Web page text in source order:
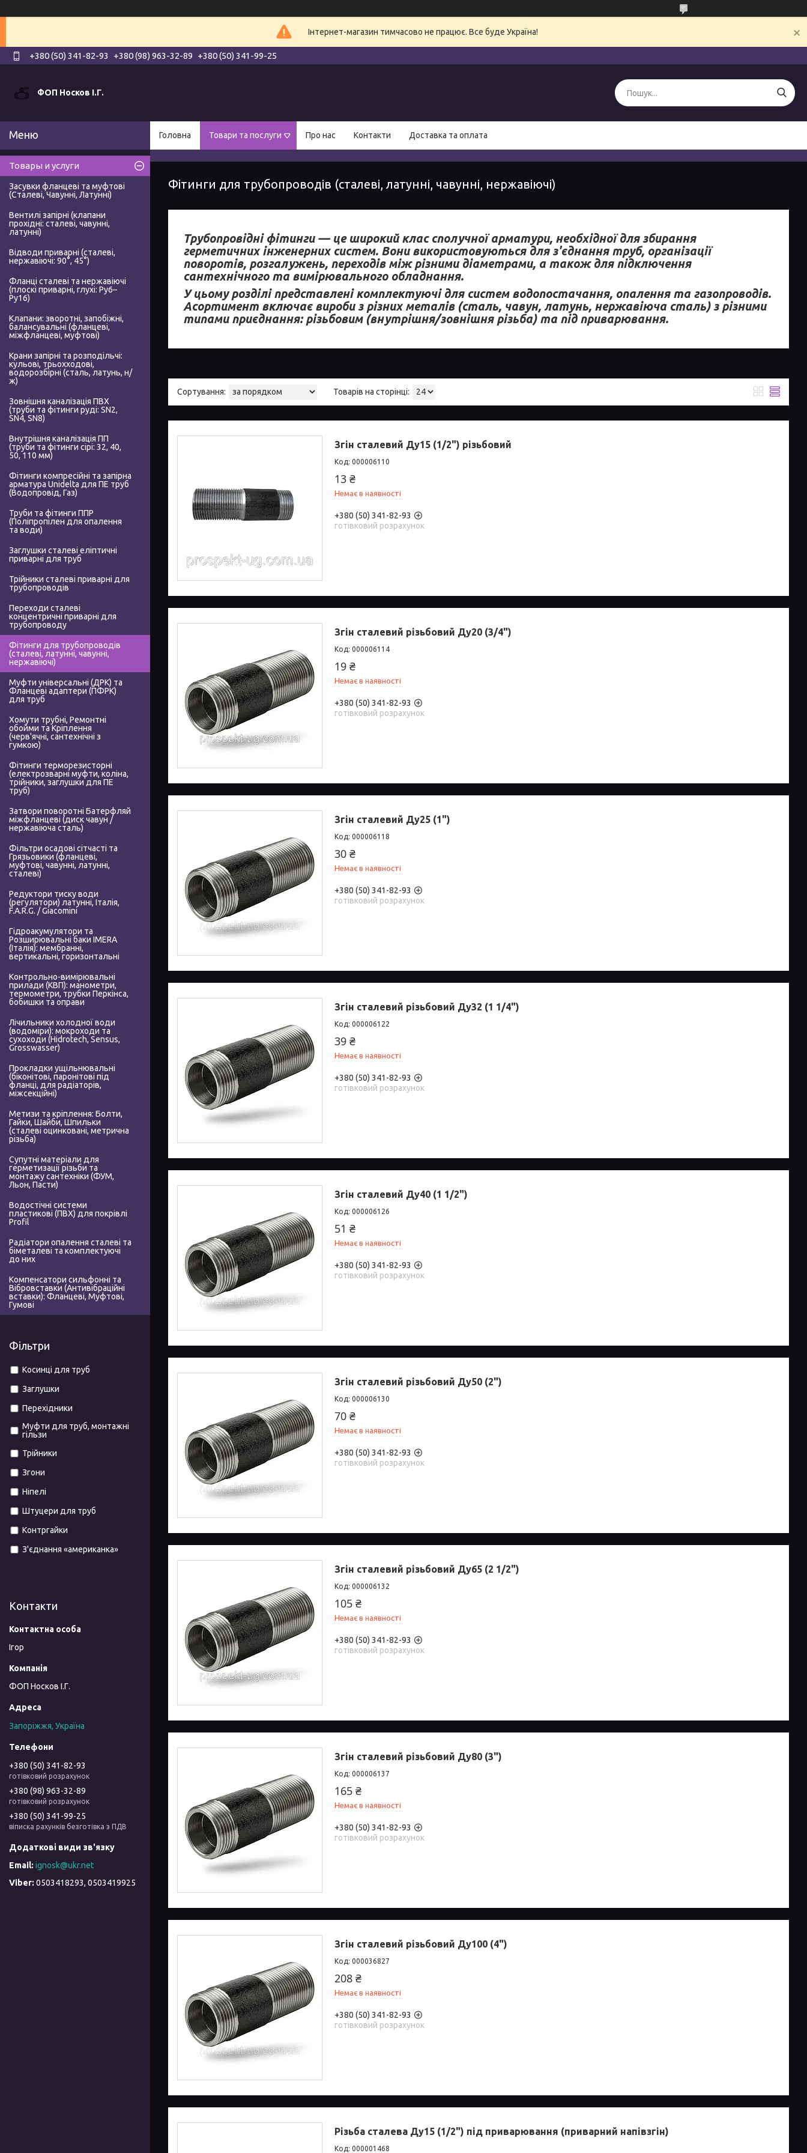
Інтернет-магазин тимчасово не працює. Все буде Україна!
+380 (50) 341-82-93 +380 (98) 963-32-89 +380 (50) 341-99-25
ФОП Носков І.Г.
Головна Товари та послуги Про нас Контакти Доставка та оплата
Фітинги для трубопроводів (сталеві, латунні, чавунні, нержавіючі)
Трубопровідні фітинги — це широкий клас сполучної арматури, необхідної для збирання
герметичних інженерних систем. Вони використовуються для з'єднання труб, організації
поворотів, розгалужень, переходів між різними діаметрами, а також для підключення
сантехнічного та вимірювального обладнання.
У цьому розділі представлені комплектуючі для систем водопостачання, опалення та газопроводів.
Асортимент включає вироби з різних металів (сталь, чавун, латунь, нержавіюча сталь) з різними
типами приєднання: різьбовим (внутрішня/зовнішня різьба) та під приварювання.
Згін сталевий Ду15 (1/2") різьбовий
000006110
13 ₴
Немає в наявності
+380 (50) 341-82-93
готівковий розрахунок
Згін сталевий різьбовий Ду20 (3/4")
000006114
19 ₴
Немає в наявності
+380 (50) 341-82-93
готівковий розрахунок
Згін сталевий Ду25 (1")
000006118
30 ₴
Немає в наявності
+380 (50) 341-82-93
готівковий розрахунок
Згін сталевий різьбовий Ду32 (1 1/4")
000006122
39 ₴
Немає в наявності
+380 (50) 341-82-93
готівковий розрахунок
Згін сталевий Ду40 (1 1/2")
000006126
51 ₴
Немає в наявності
+380 (50) 341-82-93
готівковий розрахунок
Згін сталевий різьбовий Ду50 (2")
000006130
70 ₴
Немає в наявності
+380 (50) 341-82-93
готівковий розрахунок
Згін сталевий різьбовий Ду65 (2 1/2")
000006132
105 ₴
Немає в наявності
+380 (50) 341-82-93
готівковий розрахунок
Згін сталевий різьбовий Ду80 (3")
000006137
165 ₴
Немає в наявності
+380 (50) 341-82-93
готівковий розрахунок
Згін сталевий різьбовий Ду100 (4")
000036827
208 ₴
Немає в наявності
+380 (50) 341-82-93
готівковий розрахунок
Різьба сталева Ду15 (1/2") під приварювання (приварний напівзгін)
000001468
Товары и услуги
Засувки фланцеві та муфтові
(Сталеві, Чавунні, Латунні)
Вентилі запірні (клапани
прохідні: сталеві, чавунні,
латунні)
Відводи приварні (сталеві,
нержавіючі: 90°, 45°)
Фланці сталеві та нержавіючі
(плоскі приварні, глухі: Ру6–
Ру16)
Клапани: зворотні, запобіжні,
балансувальні (фланцеві,
міжфланцеві, муфтові)
Крани запірні та розподільчі:
кульові, трьохходові,
водорозбірні (сталь, латунь, н/
ж)
Зовнішня каналізація ПВХ
(труби та фітинги руді: SN2,
SN4, SN8)
Внутрішня каналізація ПП
(труби та фітинги сірі: 32, 40,
50, 110 мм)
Фітинги компресійні та запірна
арматура Unidelta для ПЕ труб
(Водопровід, Газ)
Труби та фітинги ППР
(Поліпропілен для опалення
та води)
Заглушки сталеві еліптичні
приварні для труб
Трійники сталеві приварні для
трубопроводів
Переходи сталеві
концентричні приварні для
трубопроводу
Фітинги для трубопроводів
(сталеві, латунні, чавунні,
нержавіючі)
Муфти універсальні (ДРК) та
Фланцеві адаптери (ПФРК)
для труб
Хомути трубні, Ремонтні
обойми та Кріплення
(черв'ячні, сантехнічні з
гумкою)
Фітинги терморезисторні
(електрозварні муфти, коліна,
трійники, заглушки для ПЕ
труб)
Затвори поворотні Батерфляй
міжфланцеві (диск чавун /
нержавіюча сталь)
Фільтри осадові сітчасті та
Грязьовики (фланцеві,
муфтові, чавунні, латунні,
сталеві)
Редуктори тиску води
(регулятори) латунні, Італія,
F.A.R.G. / Giacomini
Гідроакумулятори та
Розширювальні баки IMERA
(Італія): мембранні,
вертикальні, горизонтальні
Контрольно-вимірювальні
прилади (КВП): манометри,
термометри, трубки Перкінса,
бобишки та оправи
Лічильники холодної води
(водоміри): мокроходи та
сухоходи (Hidrotech, Sensus,
Grosswasser)
Прокладки ущільнювальні
(біконітові, паронітові під
фланці, для радіаторів,
міжсекційні)
Метизи та кріплення: Болти,
Гайки, Шайби, Шпильки
(сталеві оцинковані, метрична
різьба)
Супутні матеріали для
герметизації різьби та
монтажу сантехніки (ФУМ,
Льон, Пасти)
Водостічні системи
пластикові (ПВХ) для покрівлі
Profil
Радіатори опалення сталеві та
біметалеві та комплектуючі
до них
Компенсатори сильфонні та
Вібровставки (Антивібраційні
вставки): Фланцеві, Муфтові,
Гумові
Фільтри
Косинці для труб
Заглушки
Перехідники
Муфти для труб, монтажні
гільзи
Трійники
Згони
Ніпелі
Штуцери для труб
Контргайки
З'єднання «американка»
Контакти
Ігор
ФОП Носков І.Г.
Запоріжжя, Україна
+380 (50) 341-82-93
готівковий розрахунок
+380 (98) 963-32-89
готівковий розрахунок
+380 (50) 341-99-25
віписка рахунків безготівка з ПДВ
ignosk@ukr.net
0503418293, 0503419925